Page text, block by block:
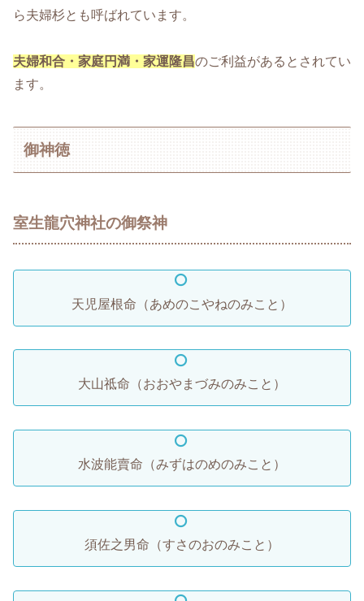
ら夫婦杉とも呼ばれています。
夫婦和合・家庭円満・家運隆昌のご利益があるとされてい
ます。
御神徳
室生龍穴神社の御祭神
天児屋根命（あめのこやねのみこと）
大山祗命（おおやまづみのみこと）
水波能賣命（みずはのめのみこと）
須佐之男命（すさのおのみこと）